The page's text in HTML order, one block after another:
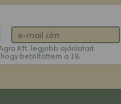
Kft. legjobb ajánlatait
betöltöttem a 16.